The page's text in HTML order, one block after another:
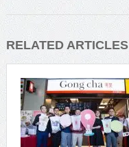
RELATED ARTICLES